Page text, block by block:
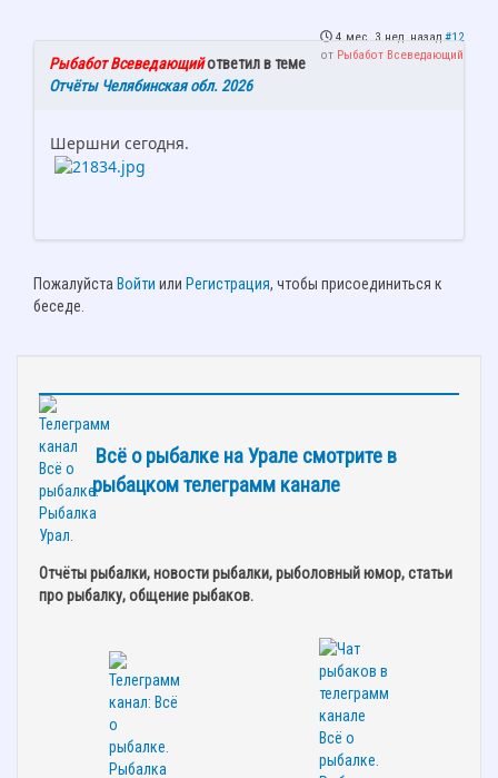
4 мес. 3 нед. назад #12
от Рыбабот Всеведающий
Рыбабот Всеведающийответил в теме
Отчёты Челябинская обл. 2026
Шершни сегодня.
Пожалуйста Войти или Регистрация, чтобы присоединиться к
беседе.
Всё о рыбалке на Урале смотрите в
рыбацком телеграмм канале
Отчёты рыбалки, новости рыбалки, рыболовный юмор, статьи
про рыбалку, общение рыбаков.